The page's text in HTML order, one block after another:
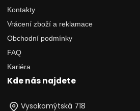
Kontakty
Vrácení zboží a reklamace
Obchodní podmínky
FAQ
Kariéra
Kde nás najdete
Vysokomýtská 718